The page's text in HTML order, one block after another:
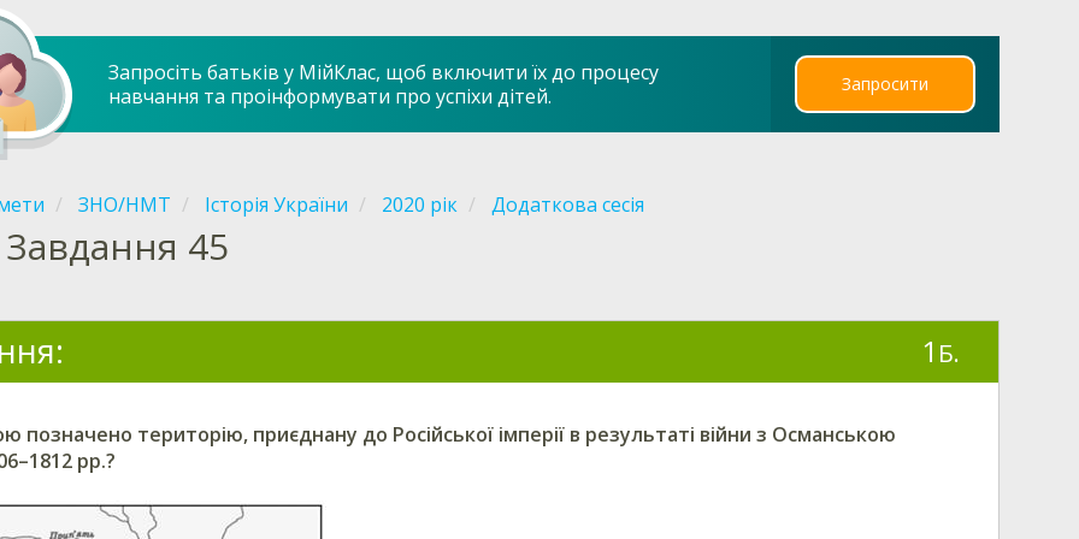
Запросіть батьків у МійКлас, щоб включити їх до процесу
навчання та проінформувати про успіхи дітей.
Запросити
ЗНО/НМТ Історія України 2020 рік Додаткова сесія
Завдання 45
1 Б.
позначено територію, приєднану до Російської імперії в результаті війни з Османською
рр.?